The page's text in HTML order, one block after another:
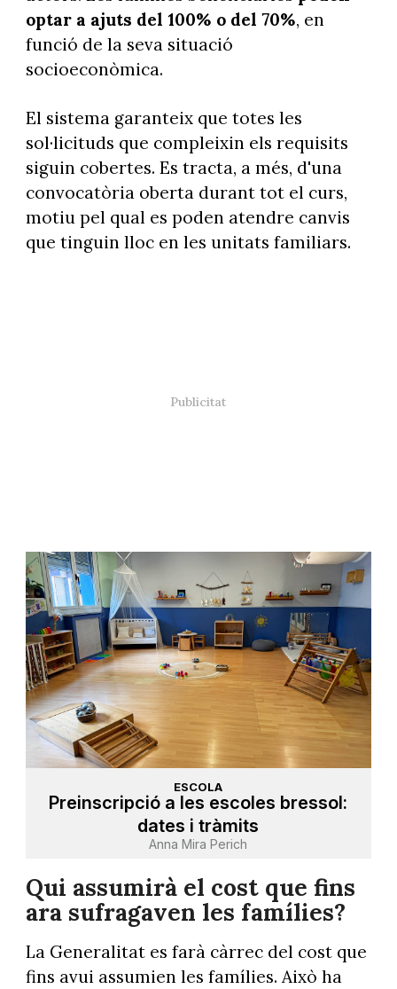
optar a ajuts del 100% o del 70%, en
funció de la seva situació
socioeconòmica.
El sistema garanteix que totes les
sol·licituds que compleixin els requisits
siguin cobertes. Es tracta, a més, d'una
convocatòria oberta durant tot el curs,
motiu pel qual es poden atendre canvis
que tinguin lloc en les unitats familiars.
ESCOLA
Preinscripció a les escoles bressol:
dates i tràmits
Anna Mira Perich
Qui assumirà el cost que fins
ara sufragaven les famílies?
La Generalitat es farà càrrec del cost que
fins avui assumien les famílies. Això ha